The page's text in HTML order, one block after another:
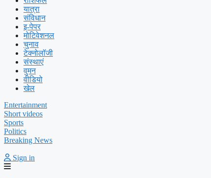
यात्रा
संविधान
इ-पेपर
मोटिवेशनल
चुनाव
टेक्नोलॉजी
संस्थाएं
वुमन
वीडियो
खेल
Entertainment
Short videos
Sports
Politics
Breaking News
Sign in